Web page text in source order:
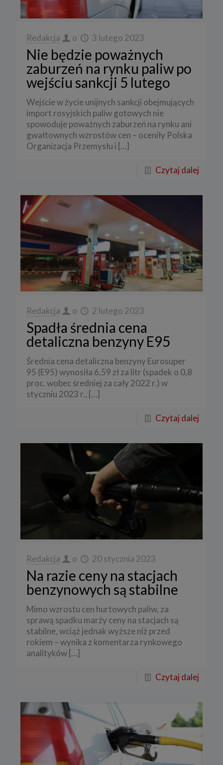
Redakcja o 3 lutego 2023
Nie będzie poważnych
zaburzeń na rynku paliw po
wejściu sankcji 5 lutego
Wejście w życie unijnych sankcji obejmujących
import rosyjskich paliw gotowych nie
spowoduje poważnych zaburzeń na rynku ani
gwałtownych wzrostów cen – oceniły Polska
Organizacja Przemysłu i […]
Czytaj dalej
Redakcja o 2 lutego 2023
Spadła średnia cena
detaliczna benzyny E95
Średnia cena detaliczna benzyny Eurosuper
95 (E95) wynosiła 6,59 zł za litr (spadek o 0,8
proc. wobec średniej za cały 2022 r.) w
styczniu 2023 r., […]
Czytaj dalej
Redakcja o 20 stycznia 2023
Na razie ceny na stacjach
benzynowych są stabilne
Mimo wzrostu cen hurtowych paliw, za
sprawą spadku marży ceny na stacjach są
stabilne, wciąż jednak wyższe niż przed
rokiem – wynika z komentarza rynkowego
analityków […]
Czytaj dalej